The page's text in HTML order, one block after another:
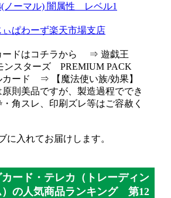
ノーマル) 闇属性 レベル1
ぃぱわーず楽天市場支店
ードはコチラから ⇒ 遊戯王
ンスターズ PREMIUM PACK
ード ⇒ 【魔法使い族/効果】
則美品ですが、製造過程ででき
角スレ、印刷ズレ等はご容赦く
に入れてお届けします。
カード・テレカ（トレーディン
）の人気商品ランキング 第12